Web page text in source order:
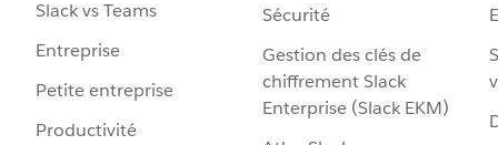
Slack vs Teams
Entreprise
Petite entreprise
Productivité
Sécurité
Gestion des clés de
chiffrement Slack
Enterprise (Slack EKM)